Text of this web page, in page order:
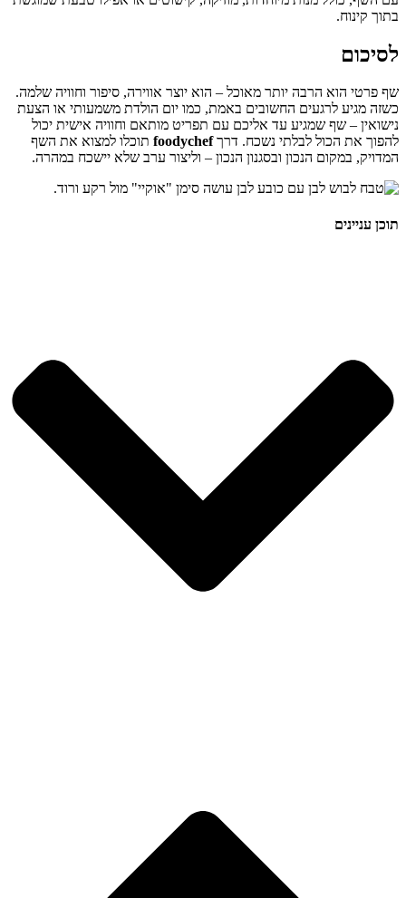
בתוך קינוח.
לסיכום
שף פרטי הוא הרבה יותר מאוכל – הוא יוצר אווירה, סיפור וחוויה שלמה.
כשזה מגיע לרגעים החשובים באמת, כמו יום הולדת משמעותי או הצעת
נישואין – שף שמגיע עד אליכם עם תפריט מותאם וחוויה אישית יכול
להפוך את הכול לבלתי נשכח. דרךfoodychef תוכלו למצוא את השף
המדויק, במקום הנכון ובסגנון הנכון – וליצור ערב שלא יישכח במהרה.
תוכן עניינים